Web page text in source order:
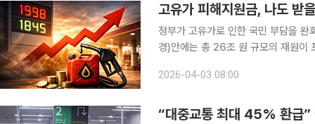
고유가 피해지원금, 나도 받
정부가 고유가로 인한 국민 부담을 완화하기
경)안에는 총 26조 원 규모의 재원이
대상과 지급 시기에 대한 관심도 높아
2026-04-03 08:00
“대중교통 최대 45% 환급”